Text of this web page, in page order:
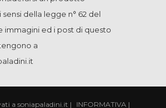
della legge n° 62 del
immagini ed i post di questo
a
a soniapaladini.it | INFORMATIVA |